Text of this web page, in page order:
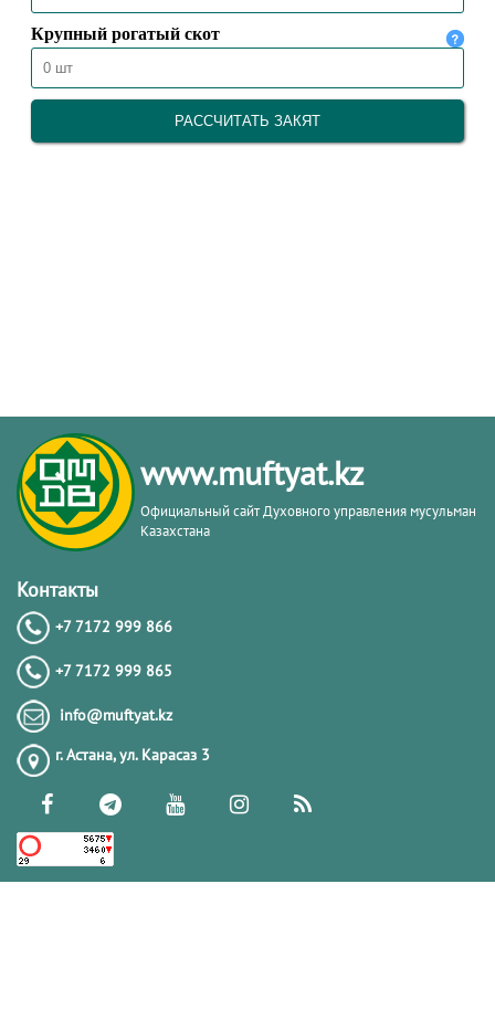
www.muftyat.kz
Официальный сайт Духовного управления мусульман
Казахстана
Контакты
+7 7172 999 866
+7 7172 999 865
info@muftyat.kz
г. Астана, ул. Карасаз 3